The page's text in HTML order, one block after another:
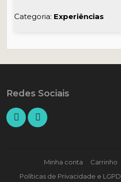
Categoria: Experiências
Redes Sociais
Minha conta Carrinho
Políticas de Privacidade e LGPD